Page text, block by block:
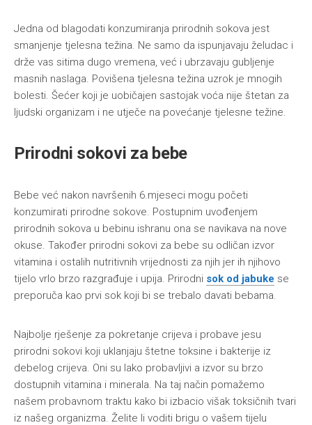
Jedna od blagodati konzumiranja prirodnih sokova jest
smanjenje tjelesna težina. Ne samo da ispunjavaju želudac i
drže vas sitima dugo vremena, već i ubrzavaju gubljenje
masnih naslaga. Povišena tjelesna težina uzrok je mnogih
bolesti. Šećer koji je uobičajen sastojak voća nije štetan za
ljudski organizam i ne utječe na povećanje tjelesne težine.
Prirodni sokovi za bebe
Bebe već nakon navršenih 6.mjeseci mogu početi
konzumirati prirodne sokove. Postupnim uvođenjem
prirodnih sokova u bebinu ishranu ona se navikava na nove
okuse. Također prirodni sokovi za bebe su odličan izvor
vitamina i ostalih nutritivnih vrijednosti za njih jer ih njihovo
tijelo vrlo brzo razgrađuje i upija. Prirodni sok od jabuke se
preporuča kao prvi sok koji bi se trebalo davati bebama.
Najbolje rješenje za pokretanje crijeva i probave jesu
prirodni sokovi koji uklanjaju štetne toksine i bakterije iz
debelog crijeva. Oni su lako probavljivi a izvor su brzo
dostupnih vitamina i minerala. Na taj način pomažemo
našem probavnom traktu kako bi izbacio višak toksičnih tvari
iz našeg organizma. Želite li voditi brigu o vašem tijelu